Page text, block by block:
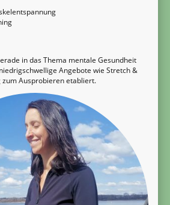
in das Thema mentale Gesundheit
Angebote wie Stretch &
zum Ausprobieren etabliert.